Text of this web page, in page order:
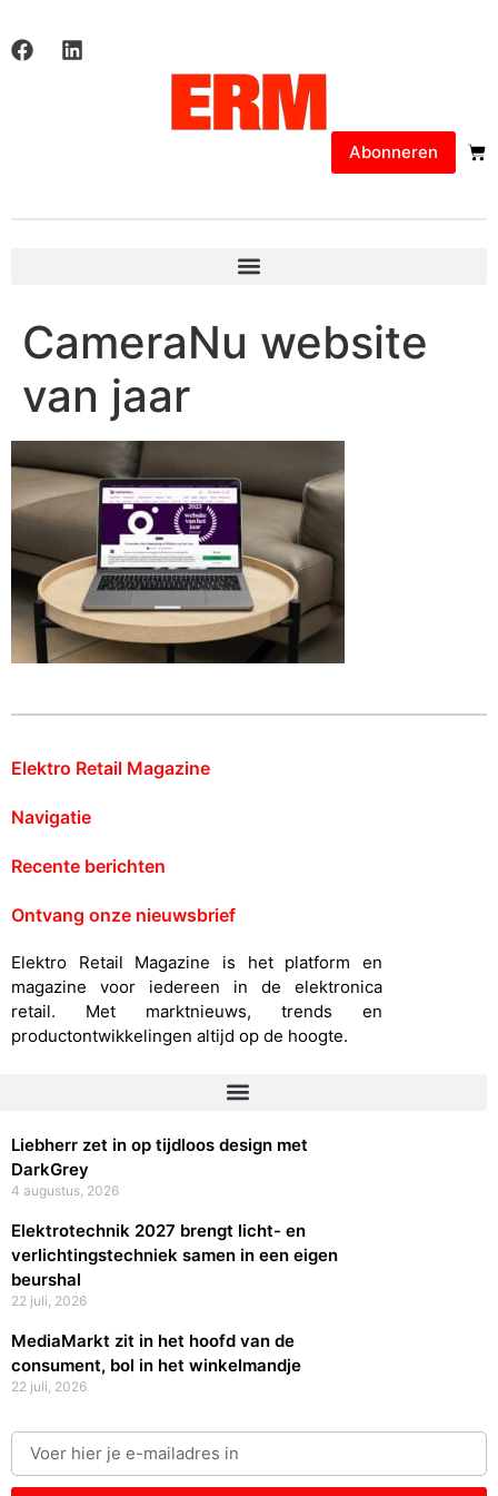
Abonneren
CameraNu website
van jaar
Elektro Retail Magazine
Navigatie
Recente berichten
Ontvang onze nieuwsbrief
Elektro Retail Magazine is het platform en
magazine voor iedereen in de elektronica
retail. Met marktnieuws, trends en
productontwikkelingen altijd op de hoogte.
Liebherr zet in op tijdloos design met
DarkGrey
4 augustus, 2026
Elektrotechnik 2027 brengt licht- en
verlichtingstechniek samen in een eigen
beurshal
22 juli, 2026
MediaMarkt zit in het hoofd van de
consument, bol in het winkelmandje
22 juli, 2026